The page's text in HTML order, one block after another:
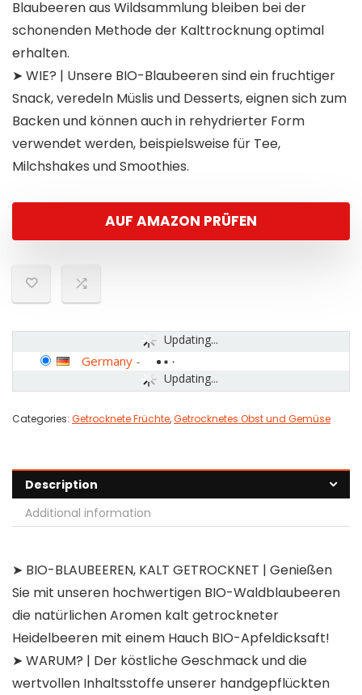
Blaubeeren aus Wildsammlung bleiben bei der
schonenden Methode der Kalttrocknung optimal
erhalten.
➤ WIE? | Unsere BIO-Blaubeeren sind ein fruchtiger
Snack, veredeln Müslis und Desserts, eignen sich zum
Backen und können auch in rehydrierter Form
verwendet werden, beispielsweise für Tee,
Milchshakes und Smoothies.
AUF AMAZON PRÜFEN
Updating...
Updating...
Germany -
Categories: Getrocknete Früchte,Getrocknetes Obst und Gemüse
Description
Additional information
➤ BIO-BLAUBEEREN, KALT GETROCKNET | Genießen
Sie mit unseren hochwertigen BIO-Waldblaubeeren
die natürlichen Aromen kalt getrockneter
Heidelbeeren mit einem Hauch BIO-Apfeldicksaft!
➤ WARUM? | Der köstliche Geschmack und die
wertvollen Inhaltsstoffe unserer handgepflückten